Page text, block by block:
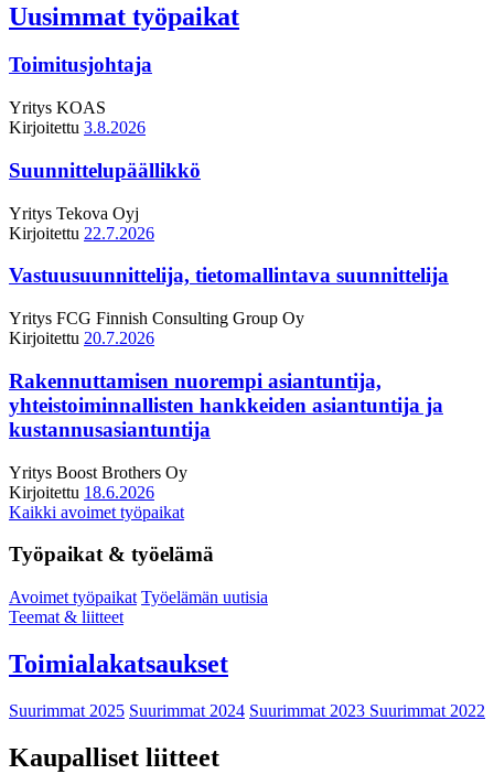
Uusimmat työpaikat
Toimitusjohtaja
Yritys KOAS
Kirjoitettu 3.8.2026
Suunnittelupäällikkö
Yritys Tekova Oyj
Kirjoitettu 22.7.2026
Vastuusuunnittelija, tietomallintava suunnittelija
Yritys FCG Finnish Consulting Group Oy
Kirjoitettu 20.7.2026
Rakennuttamisen nuorempi asiantuntija,
yhteistoiminnallisten hankkeiden asiantuntija ja
kustannusasiantuntija
Yritys Boost Brothers Oy
Kirjoitettu 18.6.2026
Kaikki avoimet työpaikat
Työpaikat & työelämä
Avoimet työpaikat Työelämän uutisia
Teemat & liitteet
Toimialakatsaukset
Suurimmat 2025 Suurimmat 2024 Suurimmat 2023 Suurimmat 2022
Kaupalliset liitteet